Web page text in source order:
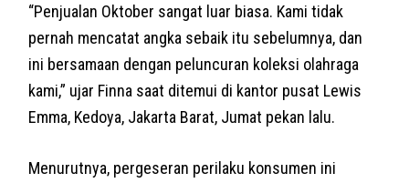
“Penjualan Oktober sangat luar biasa. Kami tidak
pernah mencatat angka sebaik itu sebelumnya, dan
ini bersamaan dengan peluncuran koleksi olahraga
kami,” ujar Finna saat ditemui di kantor pusat Lewis
Emma, Kedoya, Jakarta Barat, Jumat pekan lalu.
Menurutnya, pergeseran perilaku konsumen ini